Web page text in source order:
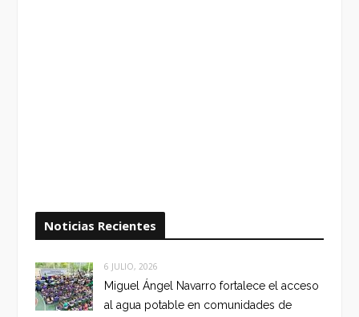
Noticias Recientes
6 JULIO, 2026
Miguel Ángel Navarro fortalece el acceso
al agua potable en comunidades de